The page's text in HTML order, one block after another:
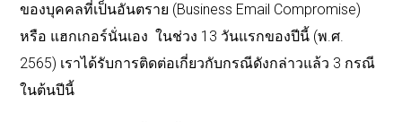
ของบุคคลที่เป็นอันตราย (Business Email Compromise)
หรือ แฮกเกอร์นั่นเอง ในช่วง 13 วันแรกของปีนี้ (พ.ศ.
2565) เราได้รับการติดต่อเกี่ยวกับกรณีดังกล่าวแล้ว 3 กรณี
ในต้นปีนี้